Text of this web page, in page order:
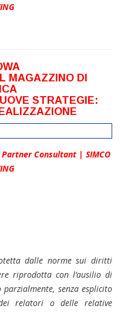
MAGAZZINO DI
STRATEGIE:
Consultant | SIMCO
dalle norme sui diritti
riprodotta con l’ausilio di
senza esplicito
relatori o delle relative